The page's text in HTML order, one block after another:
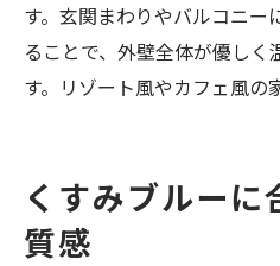
す。玄関まわりやバルコニ
ることで、外壁全体が優しく
す。リゾート風やカフェ風の
くすみブルーに
質感